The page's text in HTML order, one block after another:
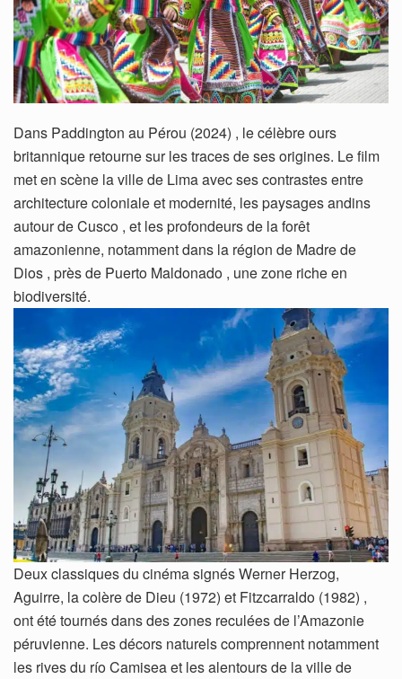
Dans Paddington au Pérou (2024) , le célèbre ours
britannique retourne sur les traces de ses origines. Le film
met en scène la ville de Lima avec ses contrastes entre
architecture coloniale et modernité, les paysages andins
autour de Cusco , et les profondeurs de la forêt
amazonienne, notamment dans la région de Madre de
Dios , près de Puerto Maldonado , une zone riche en
biodiversité.
Deux classiques du cinéma signés Werner Herzog,
Aguirre, la colère de Dieu (1972) et Fitzcarraldo (1982) ,
ont été tournés dans des zones reculées de l’Amazonie
péruvienne. Les décors naturels comprennent notamment
les rives du río Camisea et les alentours de la ville de